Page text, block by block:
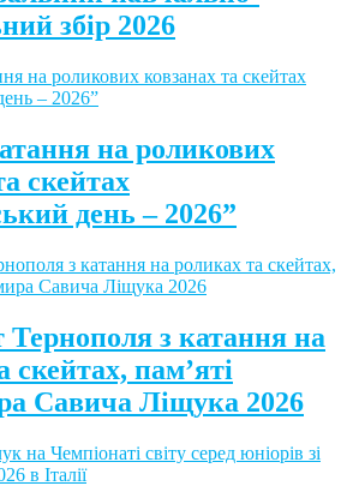
збір 2026
на роликових
скейтах
день – 2026”
Тернополя з катання на
скейтах, пам’яті
Савича Ліщука 2026